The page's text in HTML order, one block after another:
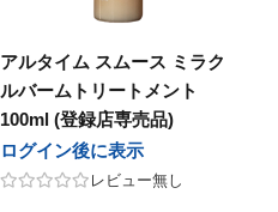
アルタイム スムース ミラク
ルバームトリートメント
100ml (登録店専売品)
ログイン後に表示
レビュー無し